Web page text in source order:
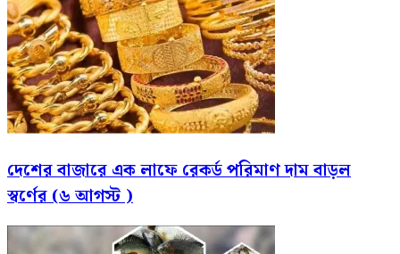
দেশের বাজারে এক লাফে রেকর্ড পরিমাণ দাম বাড়ল
স্বর্ণের (৬ আগস্ট )